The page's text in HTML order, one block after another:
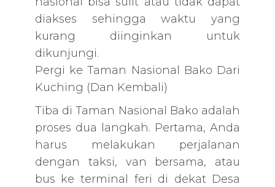
diakses sehingga waktu yang
kurang diinginkan untuk
dikunjungi.
Pergi ke Taman Nasional Bako Dari
Kuching (Dan Kembali)
Tiba di Taman Nasional Bako adalah
proses dua langkah. Pertama, Anda
harus melakukan perjalanan
dengan taksi, van bersama, atau
bus ke terminal feri di dekat Desa